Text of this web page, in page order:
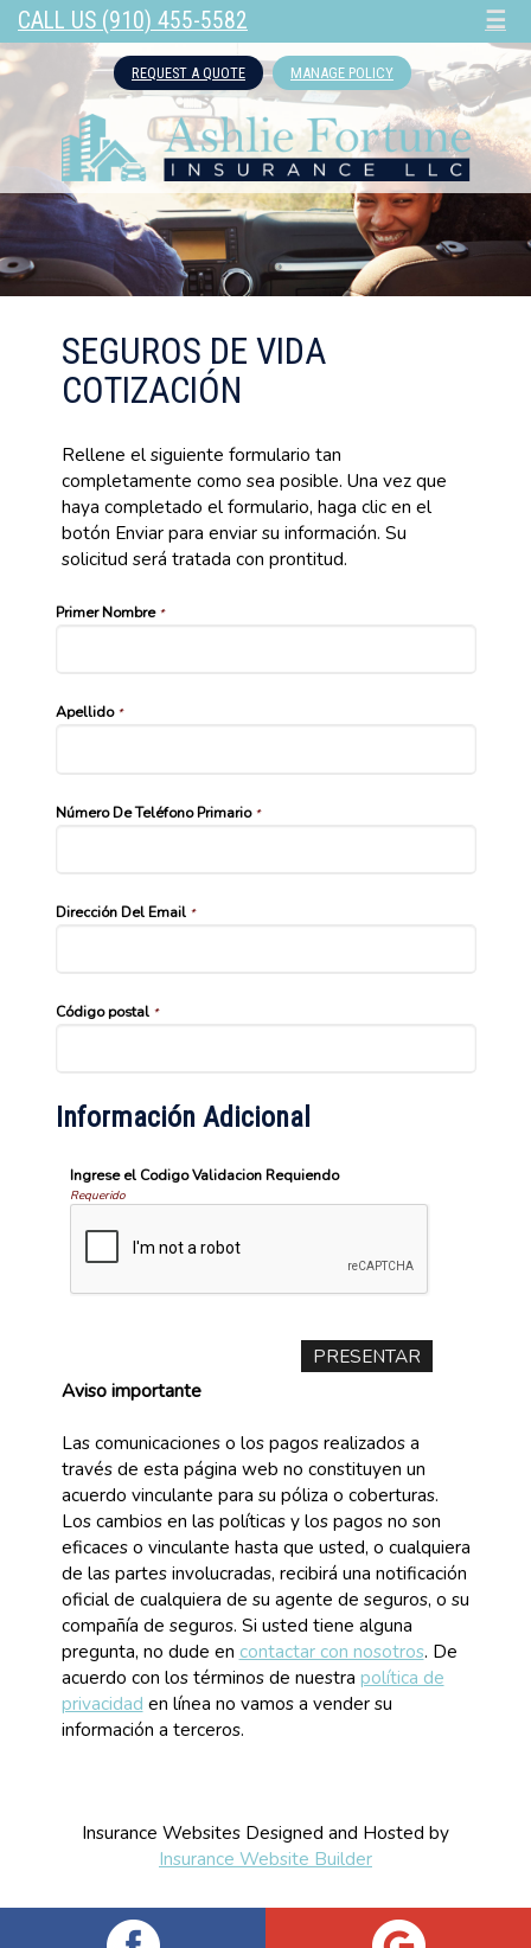
CALL US (910) 455-5582 ☰
REQUEST A QUOTE MANAGE POLICY
SEGUROS DE VIDA
COTIZACIÓN
Rellene el siguiente formulario tan
completamente como sea posible. Una vez que
haya completado el formulario, haga clic en el
botón Enviar para enviar su información. Su
solicitud será tratada con prontitud.
Primer Nombre *
Apellido*
Número De Teléfono Primario*
Dirección Del Email*
Código postal*
Información Adicional
Ingrese el Codigo Validacion Requiendo
Requerido
Aviso importante
Las comunicaciones o los pagos realizados a
través de esta página web no constituyen un
acuerdo vinculante para su póliza o coberturas.
Los cambios en las políticas y los pagos no son
eficaces o vinculante hasta que usted, o cualquiera
de las partes involucradas, recibirá una notificación
oficial de cualquiera de su agente de seguros, o su
compañía de seguros. Si usted tiene alguna
pregunta, no dude en contactar con nosotros. De
acuerdo con los términos de nuestra política de
privacidad en línea no vamos a vender su
información a terceros.
Insurance Websites Designed and Hosted by
Insurance Website Builder